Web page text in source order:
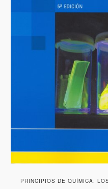
PRINCIPIOS DE QUÍMICA: